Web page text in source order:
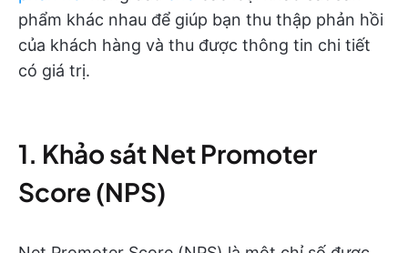
phẩm khác nhau để giúp bạn thu thập phản hồi
của khách hàng và thu được thông tin chi tiết
có giá trị.
1. Khảo sát Net Promoter
Score (NPS)